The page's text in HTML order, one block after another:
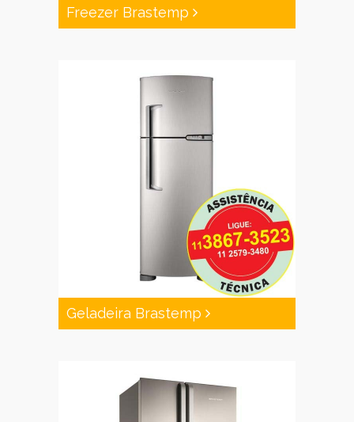
Freezer Brastemp
Geladeira Brastemp